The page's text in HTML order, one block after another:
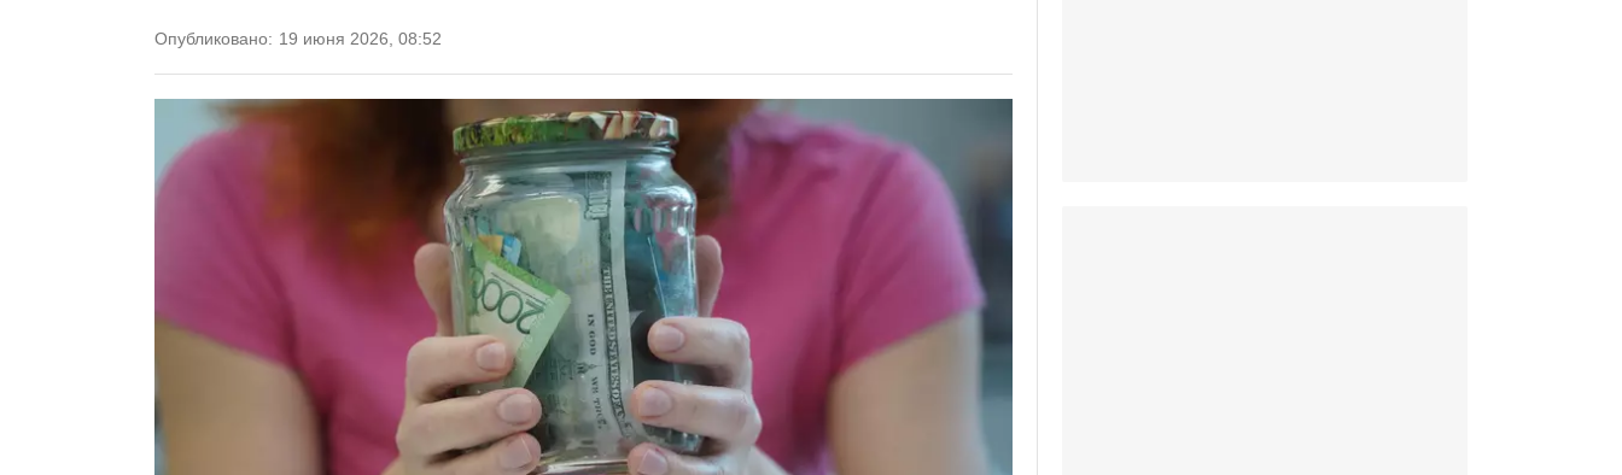
Опубликовано: 19 июня 2026, 08:52